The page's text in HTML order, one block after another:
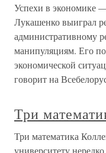
Успехи в экономике
Лукашенко выиграл
административному
манипуляциям. Его
экономической
говорит на
Три
Три математика
университету